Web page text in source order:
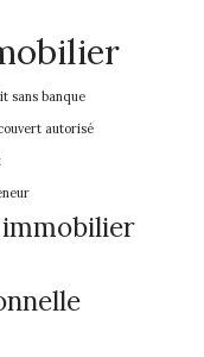
sans banque
autorisé